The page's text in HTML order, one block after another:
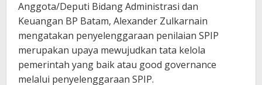
Anggota/Deputi Bidang Administrasi dan
Keuangan BP Batam, Alexander Zulkarnain
mengatakan penyelenggaraan penilaian SPIP
merupakan upaya mewujudkan tata kelola
pemerintah yang baik atau good governance
melalui penyelenggaraan SPIP.